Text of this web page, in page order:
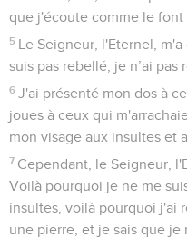
que j'écoute comme le font
5 Le Seigneur, l'Eternel,
suis pas rebellé, je n’ai pas
6 J'ai présenté mon dos à
joues à ceux qui
mon visage aux insultes et
7 Cependant, le Seigneur,
Voilà pourquoi je ne me
insultes, voilà pourquoi j'ai
une pierre, et je sais que je